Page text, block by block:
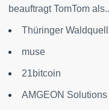
beauftragt TomTom
Thüringer
muse
21bitcoin
AMGEON Solutions